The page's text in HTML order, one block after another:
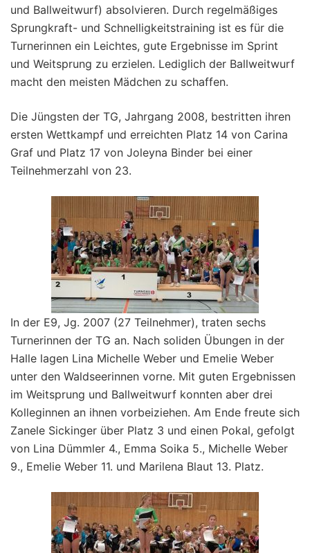
und Ballweitwurf) absolvieren. Durch regelmäßiges
Sprungkraft- und Schnelligkeitstraining ist es für die
Turnerinnen ein Leichtes, gute Ergebnisse im Sprint
und Weitsprung zu erzielen. Lediglich der Ballweitwurf
macht den meisten Mädchen zu schaffen.
Die Jüngsten der TG, Jahrgang 2008, bestritten ihren
ersten Wettkampf und erreichten Platz 14 von Carina
Graf und Platz 17 von Joleyna Binder bei einer
Teilnehmerzahl von 23.
In der E9, Jg. 2007 (27 Teilnehmer), traten sechs
Turnerinnen der TG an. Nach soliden Übungen in der
Halle lagen Lina Michelle Weber und Emelie Weber
unter den Waldseerinnen vorne. Mit guten Ergebnissen
im Weitsprung und Ballweitwurf konnten aber drei
Kolleginnen an ihnen vorbeiziehen. Am Ende freute sich
Zanele Sickinger über Platz 3 und einen Pokal, gefolgt
von Lina Dümmler 4., Emma Soika 5., Michelle Weber
9., Emelie Weber 11. und Marilena Blaut 13. Platz.